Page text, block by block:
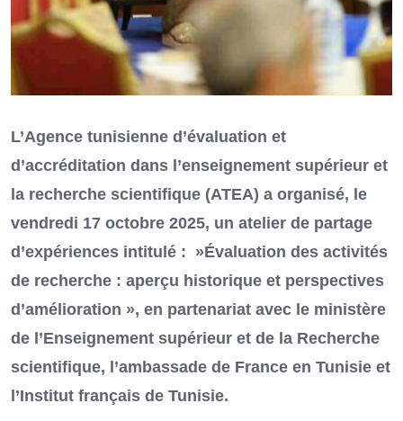
L’Agence tunisienne d’évaluation et
d’accréditation dans l’enseignement supérieur et
la recherche scientifique (ATEA) a organisé, le
vendredi 17 octobre 2025, un atelier de partage
d’expériences intitulé : »Évaluation des activités
de recherche : aperçu historique et perspectives
d’amélioration », en partenariat avec le ministère
de l’Enseignement supérieur et de la Recherche
scientifique, l’ambassade de France en Tunisie et
l’Institut français de Tunisie.